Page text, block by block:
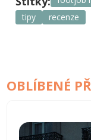
tipy
recenze
OBLÍBENÉ